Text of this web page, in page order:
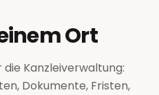
Ort
Kanzleiverwaltung:
Dokumente, Fristen,